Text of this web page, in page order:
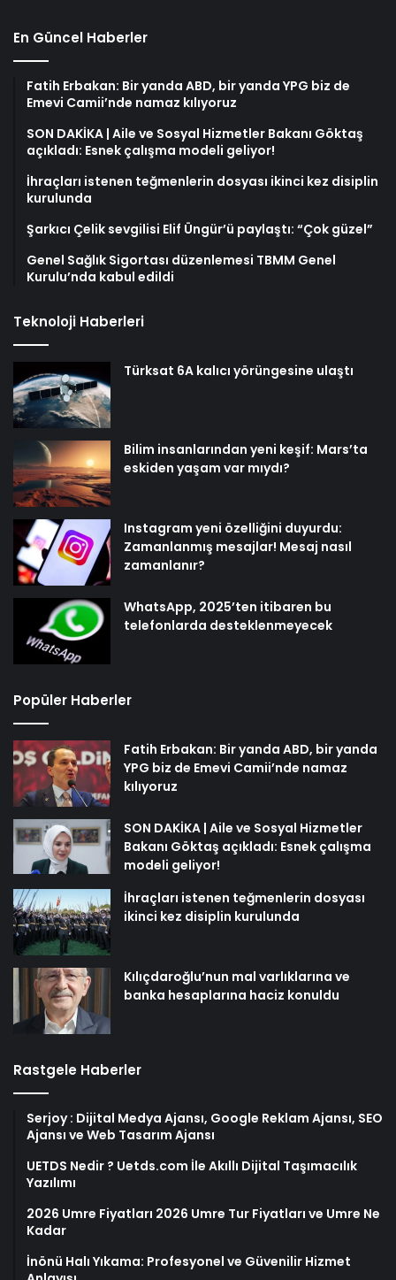
En Güncel Haberler
Fatih Erbakan: Bir yanda ABD, bir yanda YPG biz de
Emevi Camii’nde namaz kılıyoruz
SON DAKİKA | Aile ve Sosyal Hizmetler Bakanı Göktaş
açıkladı: Esnek çalışma modeli geliyor!
İhraçları istenen teğmenlerin dosyası ikinci kez disiplin
kurulunda
Şarkıcı Çelik sevgilisi Elif Üngür’ü paylaştı: “Çok güzel”
Genel Sağlık Sigortası düzenlemesi TBMM Genel
Kurulu’nda kabul edildi
Teknoloji Haberleri
Türksat 6A kalıcı yörüngesine ulaştı
Bilim insanlarından yeni keşif: Mars’ta
eskiden yaşam var mıydı?
Instagram yeni özelliğini duyurdu:
Zamanlanmış mesajlar! Mesaj nasıl
zamanlanır?
WhatsApp, 2025’ten itibaren bu
telefonlarda desteklenmeyecek
Popüler Haberler
Fatih Erbakan: Bir yanda ABD, bir yanda
YPG biz de Emevi Camii’nde namaz
kılıyoruz
SON DAKİKA | Aile ve Sosyal Hizmetler
Bakanı Göktaş açıkladı: Esnek çalışma
modeli geliyor!
İhraçları istenen teğmenlerin dosyası
ikinci kez disiplin kurulunda
Kılıçdaroğlu’nun mal varlıklarına ve
banka hesaplarına haciz konuldu
Rastgele Haberler
Serjoy : Dijital Medya Ajansı, Google Reklam Ajansı, SEO
Ajansı ve Web Tasarım Ajansı
UETDS Nedir ? Uetds.com İle Akıllı Dijital Taşımacılık
Yazılımı
2026 Umre Fiyatları 2026 Umre Tur Fiyatları ve Umre Ne
Kadar
İnönü Halı Yıkama: Profesyonel ve Güvenilir Hizmet